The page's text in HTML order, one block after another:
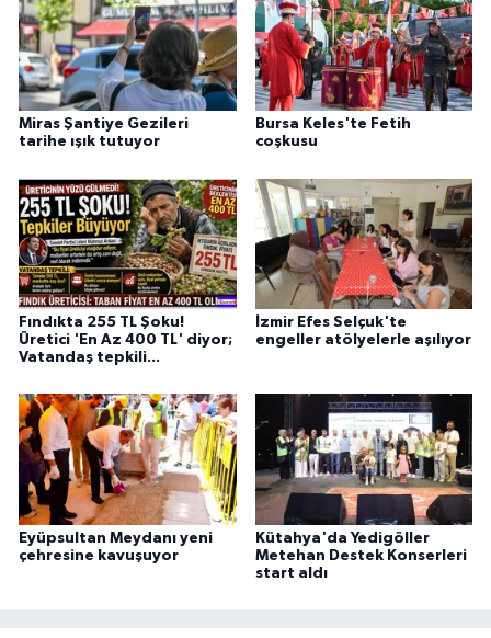
Miras Şantiye Gezileri
tarihe ışık tutuyor
Bursa Keles'te Fetih
coşkusu
Fındıkta 255 TL Şoku!
Üretici 'En Az 400 TL' diyor;
Vatandaş tepkili...
İzmir Efes Selçuk'te
engeller atölyelerle aşılıyor
Eyüpsultan Meydanı yeni
çehresine kavuşuyor
Kütahya'da Yedigöller
Metehan Destek Konserleri
start aldı